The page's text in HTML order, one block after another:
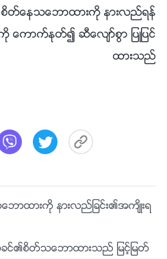
စိတ္ေနသေဘာထားကို နားလည္ရန္
ေကာက္ႏုတ္၍ ဆီေလ်ာ္စြာ ျပဳျပင္
ထားသည္
ာထားကို နားလည္ျခင္း၏အက်ိဳးရ
င္၏စိတ္သေဘာထားသည္ ျမင့္ျမတ္